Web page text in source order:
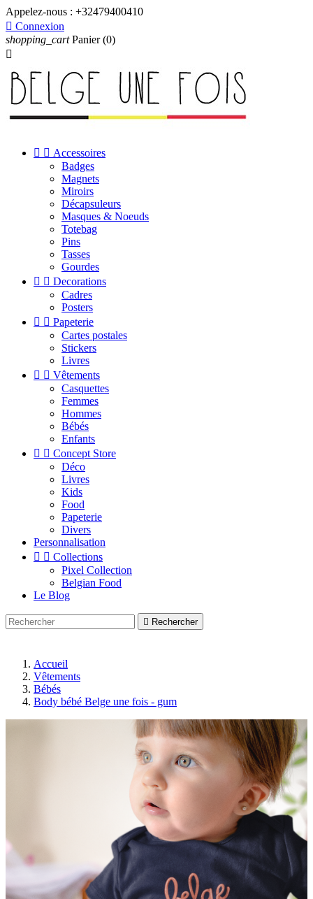
Appelez-nous : +32479400410
 Connexion
shopping_cart Panier (0)

  Accessoires
Badges
Magnets
Miroirs
Décapsuleurs
Masques & Noeuds
Totebag
Pins
Tasses
Gourdes
  Decorations
Cadres
Posters
  Papeterie
Cartes postales
Stickers
Livres
  Vêtements
Casquettes
Femmes
Hommes
Bébés
Enfants
  Concept Store
Déco
Livres
Kids
Food
Papeterie
Divers
Personnalisation
  Collections
Pixel Collection
Belgian Food
Le Blog
 Rechercher
Accueil
Vêtements
Bébés
Body bébé Belge une fois - gum